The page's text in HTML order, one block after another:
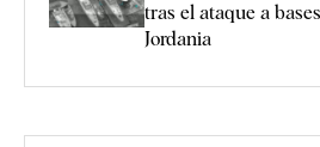
tras el ataque a
Jordania